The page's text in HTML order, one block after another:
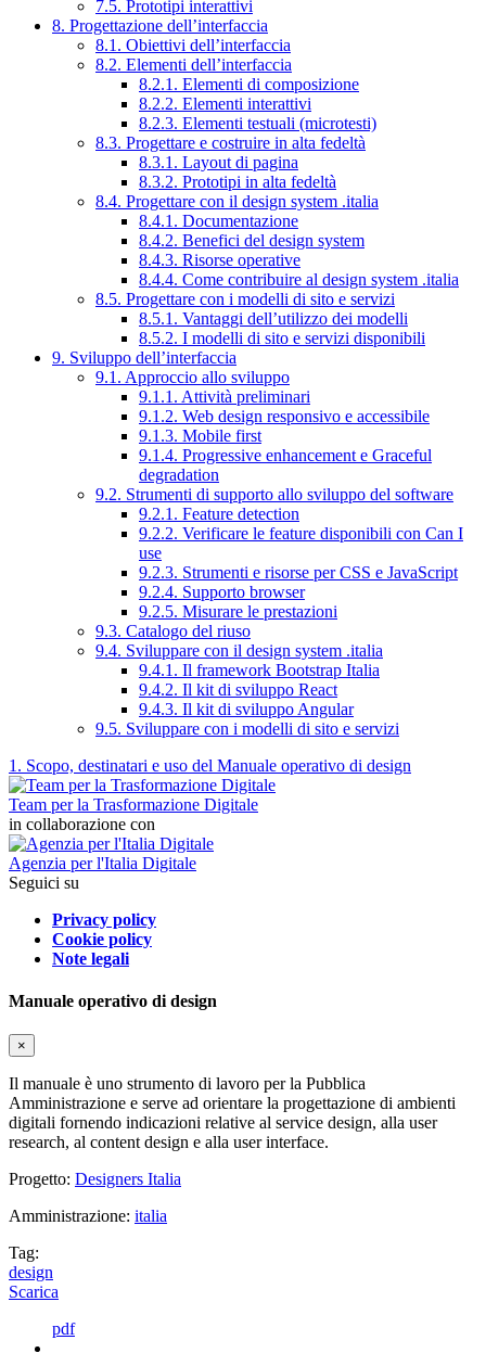
7.5. Prototipi interattivi
8. Progettazione dell’interfaccia
8.1. Obiettivi dell’interfaccia
8.2. Elementi dell’interfaccia
8.2.1. Elementi di composizione
8.2.2. Elementi interattivi
8.2.3. Elementi testuali (microtesti)
8.3. Progettare e costruire in alta fedeltà
8.3.1. Layout di pagina
8.3.2. Prototipi in alta fedeltà
8.4. Progettare con il design system .italia
8.4.1. Documentazione
8.4.2. Benefici del design system
8.4.3. Risorse operative
8.4.4. Come contribuire al design system .italia
8.5. Progettare con i modelli di sito e servizi
8.5.1. Vantaggi dell’utilizzo dei modelli
8.5.2. I modelli di sito e servizi disponibili
9. Sviluppo dell’interfaccia
9.1. Approccio allo sviluppo
9.1.1. Attività preliminari
9.1.2. Web design responsivo e accessibile
9.1.3. Mobile first
9.1.4. Progressive enhancement e Graceful
degradation
9.2. Strumenti di supporto allo sviluppo del software
9.2.1. Feature detection
9.2.2. Verificare le feature disponibili con Can I
use
9.2.3. Strumenti e risorse per CSS e JavaScript
9.2.4. Supporto browser
9.2.5. Misurare le prestazioni
9.3. Catalogo del riuso
9.4. Sviluppare con il design system .italia
9.4.1. Il framework Bootstrap Italia
9.4.2. Il kit di sviluppo React
9.4.3. Il kit di sviluppo Angular
9.5. Sviluppare con i modelli di sito e servizi
1. Scopo, destinatari e uso del Manuale operativo di design
Team per la Trasformazione Digitale
in collaborazione con
Agenzia per l'Italia Digitale
Seguici su
Privacy policy
Cookie policy
Note legali
Manuale operativo di design
×
Il manuale è uno strumento di lavoro per la Pubblica
Amministrazione e serve ad orientare la progettazione di ambienti
digitali fornendo indicazioni relative al service design, alla user
research, al content design e alla user interface.
Progetto: Designers Italia
Amministrazione: italia
Tag:
design
Scarica
pdf